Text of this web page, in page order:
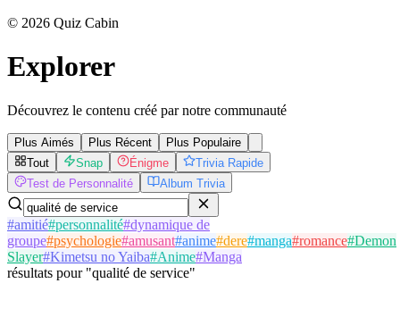
© 2026 Quiz Cabin
Explorer
Découvrez le contenu créé par notre communauté
Plus Aimés Plus Récent
Plus Populaire
Tout
Snap Énigme
Trivia Rapide
Test de Personnalité
Album Trivia
#amitié#personnalité#dynamique de
groupe#psychologie#amusant#anime#dere#manga#romance#Demon
Slayer#Kimetsu no Yaiba#Anime#Manga
résultats pour"qualité de service"